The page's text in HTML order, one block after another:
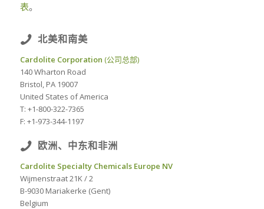
表。
北美和南美
Cardolite Corporation (公司总部)
140 Wharton Road
Bristol, PA 19007
United States of America
T: +1-800-322-7365
F: +1-973-344-1197
欧洲、中东和非洲
Cardolite Specialty Chemicals Europe NV
Wijmenstraat 21K / 2
B-9030 Mariakerke (Gent)
Belgium